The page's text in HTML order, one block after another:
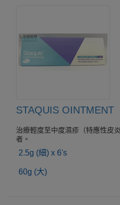
STAQUIS OINTMENT
治療輕度至中度濕疹（特應性皮
者。
2.5g (細) x 6's
60g (大)